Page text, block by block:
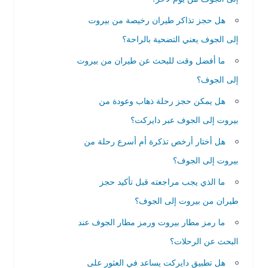
هل حجز تذاكر طيران رخيصة من بيروت
إلى الجوف يعني التضحية بالراحة؟
ما أفضل وقت للبحث عن طيران من بيروت
إلى الجوف؟
هل يمكن حجز رحلة ذهاب وعودة من
بيروت إلى الجوف عبر دايركت؟
هل أختار أرخص تذكرة أم أسرع رحلة من
بيروت إلى الجوف؟
ما الذي يجب مراجعته قبل تأكيد حجز
طيران من بيروت إلى الجوف؟
ما رمز مطار بيروت ورمز مطار الجوف عند
البحث عن الرحلات؟
هل تطبيق دايركت يساعد في العثور على